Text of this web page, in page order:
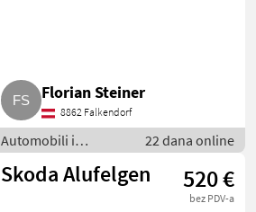
Florian Steiner
8862 Falkendorf
Automobili i
motocikli / Dijelovi
za automobile
22 dana online
Skoda Alufelgen 520 €
bez PDV-a